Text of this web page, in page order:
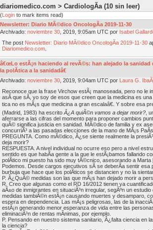
diariomedico.com > CardiologÃ­a (10 sin leer)
(Login to mark items read)
Newsletter: Diario MÃ©dico OncologÃ­a 2019-11-30
Archivado: noviembre 30 , 2019, 9:05am UTC por Isabel
The post Newsletter: Diario MÃ©dico OncologÃ­a 2019-11-30
Diariomedico.com
â€œLo estÃ¡n haciendo al revÃ©s: han alejado la sanidad
la polÃ­tica a la sanidadâ€
Archivado: noviembre 30 , 2019, 9:04am UTC por Laura G.
Reconoce que la frase Virchow estÃ¡ manoseada, pero no le
asÃ­ que sÃ­, yo soy de esos que creen que la medicina es
tica no es mÃ¡s que medicina a gran escalaâ€. Y sobre esa
(Madrid, 1983) ha escrito Â¿A quiÃ©n vamos a dejar morir? ,
aferrarse a las cifras del momento para proponer cambios
quÃ© significa justicia en sanidad. MÃ©dico de familia y ex
concurriÃ³ a las pasadas elecciones de la mano de MÃ¡s
PREGUNTA. Como mÃ©dico, Â¿se siente realmente la
deja morir?
RESPUESTA. A nivel individual no ocurre eso pero a nivel
sentido es que habÃ­a gente a la que le estÃ¡bamos fallando
polÃ­tico mi puesto ha sido muy tÃ©cnico, asesorando a Marta
Podemos. Desde cargos ejecutivos sÃ­ se deberÃ­a sentir esa
burbuja que hace que los polÃ­ticos se distancien y no la
P. Â¿QuÃ© medidas son las que mÃ¡s han dejado morir a
R. Creo que algunas como el RD 16/2012 tienen ya
aÃ±o de inmigrantes en situaciÃ³n irregular, segÃºn un
medidas tambiÃ©n estÃ¡n causando muertes y desamparo,
espera en dependencia. Las mÃ¡s peligrosas, las de la
estÃ¡n generando menor esperanza de vida entre las
eliminaciÃ³n de rentas mÃ­nimas, por ejemplo.
P. Pensando en nuestro sistema sanitario, Â¿falta ciencia en
la ciencia?